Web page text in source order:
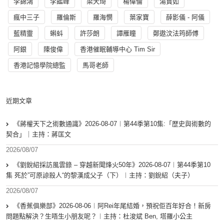
瘋中三子 羅倫斯 羅海憫 葉家寶 薛影儀 - 阿儀
藍精靈 蝌蚪 許莎朗 譚雁瞳 鄭遨汶法筠師傅
阿銀 陳俊偉 香港催眠輔導中心 Tim Sir
香港記憶學院總監 馬哥老師
近期文章
《蔣權天下之術數通識》2026-08-07︱第44季第10集:「歴史與術數的
契合」｜主持：蔣匡文
2026/08/07
《劉銳紹採訪風雲錄 – 穿越新聞烽火50年》2026-08-07︱第44季第10
集 死於”可原諒殺人“的黎漢成父子（下）︱主持：劉銳紹（夫子）
2026/08/07
《香蕉俱樂部》2026-08-06︱阿Rei年尾結婚，預祝佢百年好合！新房
問題點解決？生唔生小朋友呢？︱主持：杜浚斌 Ben, 塔羅小公主